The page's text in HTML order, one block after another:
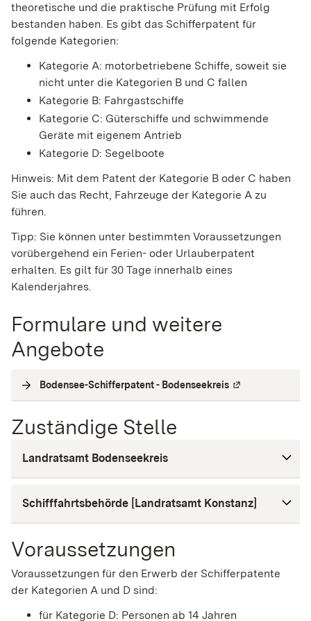
theoretische und die praktische Prüfung mit Erfolg
bestanden haben. Es gibt das Schifferpatent für
folgende Kategorien:
Kategorie A: motorbetriebene Schiffe, soweit sie
nicht unter die Kategorien B und C fallen
Kategorie B: Fahrgastschiffe
Kategorie C: Güterschiffe und schwimmende
Geräte mit eigenem Antrieb
Kategorie D: Segelboote
Hinweis: Mit dem Patent der Kategorie B oder C haben
Sie auch das Recht, Fahrzeuge der Kategorie A zu
führen.
Tipp: Sie können unter bestimmten Voraussetzungen
vorübergehend ein Ferien- oder Urlauberpatent
erhalten. Es gilt für 30 Tage innerhalb eines
Kalenderjahres.
Formulare und weitere
Angebote
Bodensee-Schifferpatent - Bodenseekreis Externe
Zuständige Stelle
Landratsamt Bodenseekreis
Schifffahrtsbehörde [Landratsamt Konstanz]
Voraussetzungen
Voraussetzungen für den Erwerb der Schifferpatente
der Kategorien A und D sind:
für Kategorie D: Personen ab 14 Jahren